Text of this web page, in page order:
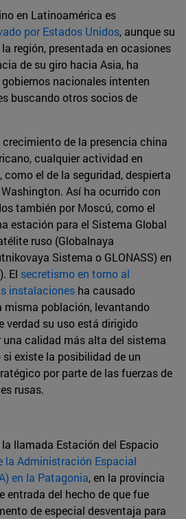
en Latinoamérica es
por Estados Unidos, aunque su
región, presentada en ocasiones
de su giro hacia Asia, ha
nacionales intenten
buscando otros socios de
de la presencia china
cualquier actividad en
el de la seguridad, despierta
Así ha ocurrido con
también por Moscú, como el
estación para el Sistema Global
ruso (Globalnaya
Sistema o GLONASS) en
El secretismo en torno al
instalaciones ha causado
misma población, levantando
verdad su uso está dirigido
calidad más alta del sistema
existe la posibilidad de un
por parte de las fuerzas de
rusas.
llamada Estación del Espacio
la Administración Espacial
en la Patagonia, en la provincia
entrada del hecho de que fue
de especial desventaja para